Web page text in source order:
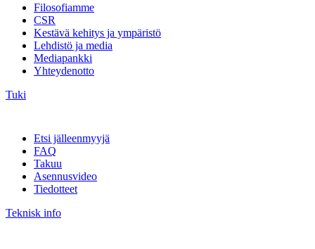
Filosofiamme
CSR
Kestävä kehitys ja ympäristö
Lehdistö ja media
Mediapankki
Yhteydenotto
Tuki
Etsi jälleenmyyjä
FAQ
Takuu
Asennusvideo
Tiedotteet
Teknisk info